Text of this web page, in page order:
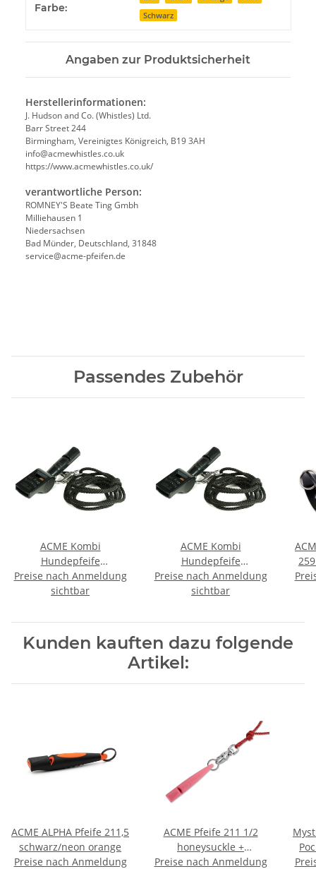
Farbe:
Schwarz
Angaben zur Produktsicherheit
Herstellerinformationen:
J. Hudson and Co. (Whistles) Ltd.
Barr Street 244
Birmingham, Vereinigtes Königreich, B19 3AH
info@acmewhistles.co.uk
https://www.acmewhistles.co.uk/
verantwortliche Person:
ROMNEY'S Beate Ting Gmbh
Milliehausen 1
Niedersachsen
Bad Münder, Deutschland, 31848
service@acme-pfeifen.de
Passendes Zubehör
ACME Kombi
Hundepfeife
Doppeltonpfeife 642
schwarz + Pfeifenband
Preise nach Anmeldung
sichtbar
ACME Kombi
Hundepfeife
Doppeltonpfeife 643
schwarz + Pfeifenband
Preise nach Anmeldung
sichtbar
Kunden kauften dazu folgende
Artikel:
ACME ALPHA Pfeife 211,5
schwarz/neon orange
Preise nach Anmeldung
ACME Pfeife 211 1/2
honeysuckle +
Pfeifenband kostenlos
Preise nach Anmeldung